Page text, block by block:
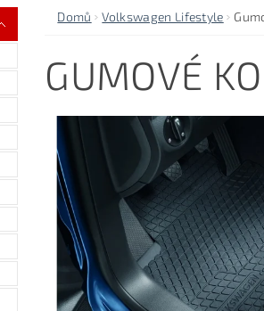
AUDI LIFESTYLE AUDI
Domů Volkswagen Lifestyle
GUMOVÉ